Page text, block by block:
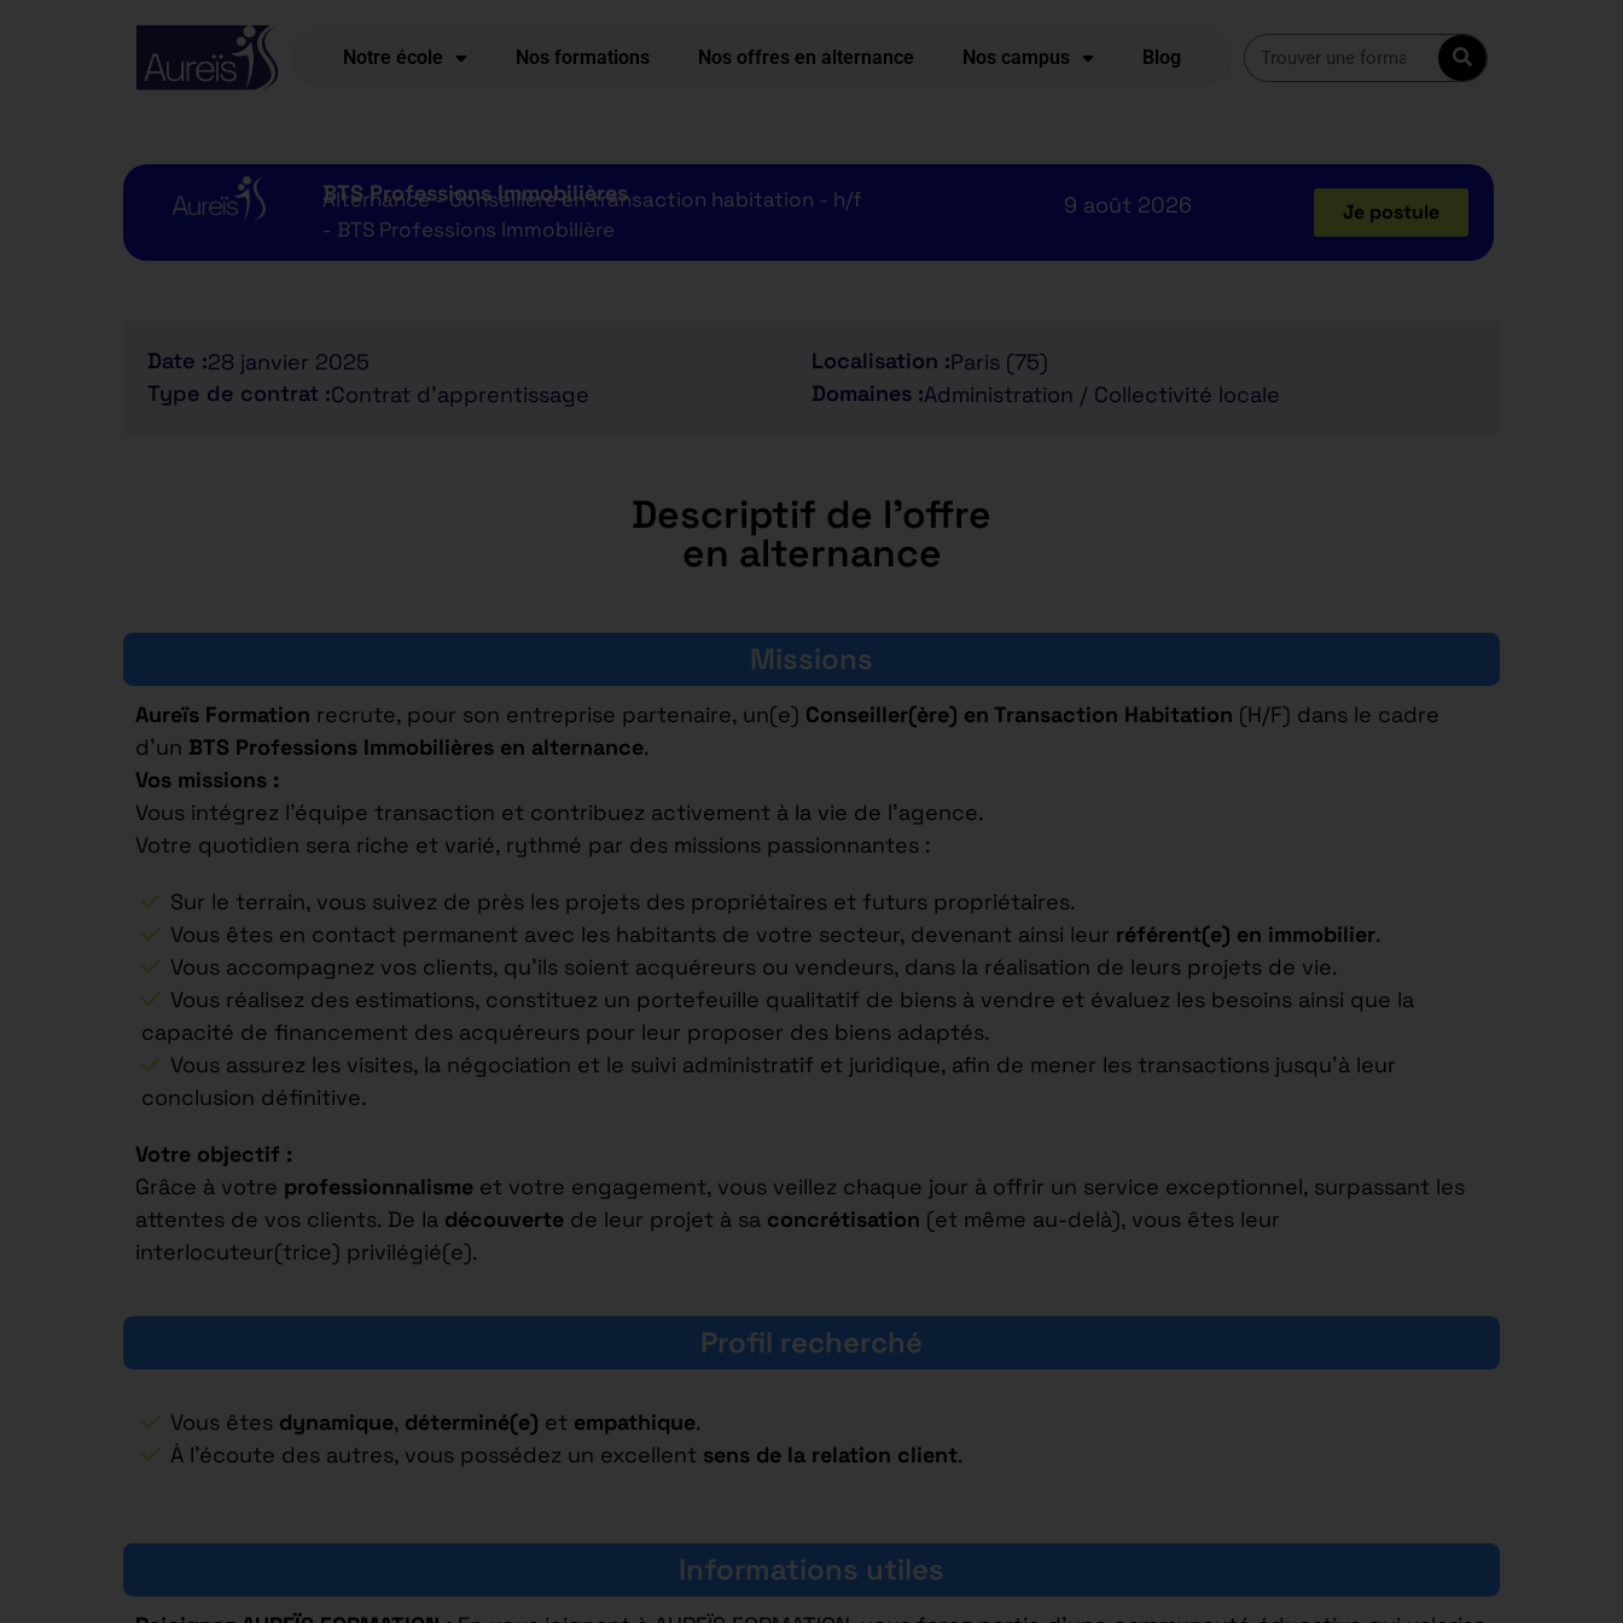
Notre école Nos formations Nos offres en alternance Nos campus Blog
BTS Professions Immobilières
Alternance - Conseillère en transaction habitation - h/f
- BTS Professions Immobilière
9 août 2026 Je postule
Date :28 janvier 2025
Type de contrat :Contrat d'apprentissage
Localisation :Paris (75)
Domaines :Administration / Collectivité locale
Descriptif de l'offre
en alternance
Missions
Aureïs Formation recrute, pour son entreprise partenaire, un(e) Conseiller(ère) en Transaction Habitation (H/F) dans le cadre
d’un BTS Professions Immobilières en alternance.
Vos missions :
Vous intégrez l’équipe transaction et contribuez activement à la vie de l’agence.
Votre quotidien sera riche et varié, rythmé par des missions passionnantes :
Sur le terrain, vous suivez de près les projets des propriétaires et futurs propriétaires.
Vous êtes en contact permanent avec les habitants de votre secteur, devenant ainsi leur référent(e) en immobilier.
Vous accompagnez vos clients, qu’ils soient acquéreurs ou vendeurs, dans la réalisation de leurs projets de vie.
Vous réalisez des estimations, constituez un portefeuille qualitatif de biens à vendre et évaluez les besoins ainsi que la
capacité de financement des acquéreurs pour leur proposer des biens adaptés.
Vous assurez les visites, la négociation et le suivi administratif et juridique, afin de mener les transactions jusqu’à leur
conclusion définitive.
Votre objectif :
Grâce à votre professionnalisme et votre engagement, vous veillez chaque jour à offrir un service exceptionnel, surpassant les
attentes de vos clients. De la découverte de leur projet à sa concrétisation (et même au-delà), vous êtes leur
interlocuteur(trice) privilégié(e).
Profil recherché
Vous êtes dynamique, déterminé(e) et empathique.
À l’écoute des autres, vous possédez un excellent sens de la relation client.
Informations utiles